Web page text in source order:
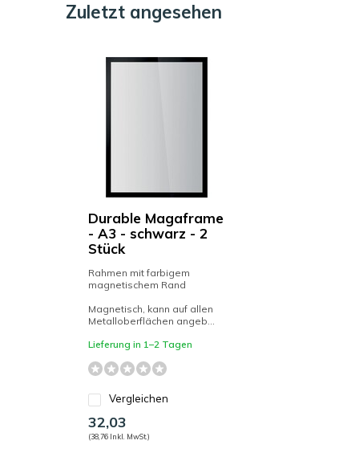
Zuletzt angesehen
Durable Magaframe
- A3 - schwarz - 2
Stück
Rahmen mit farbigem
magnetischem Rand
Magnetisch, kann auf allen
Metalloberflächen angeb...
Lieferung in 1–2 Tagen
Vergleichen
32,03
(38,76 Inkl. MwSt.)